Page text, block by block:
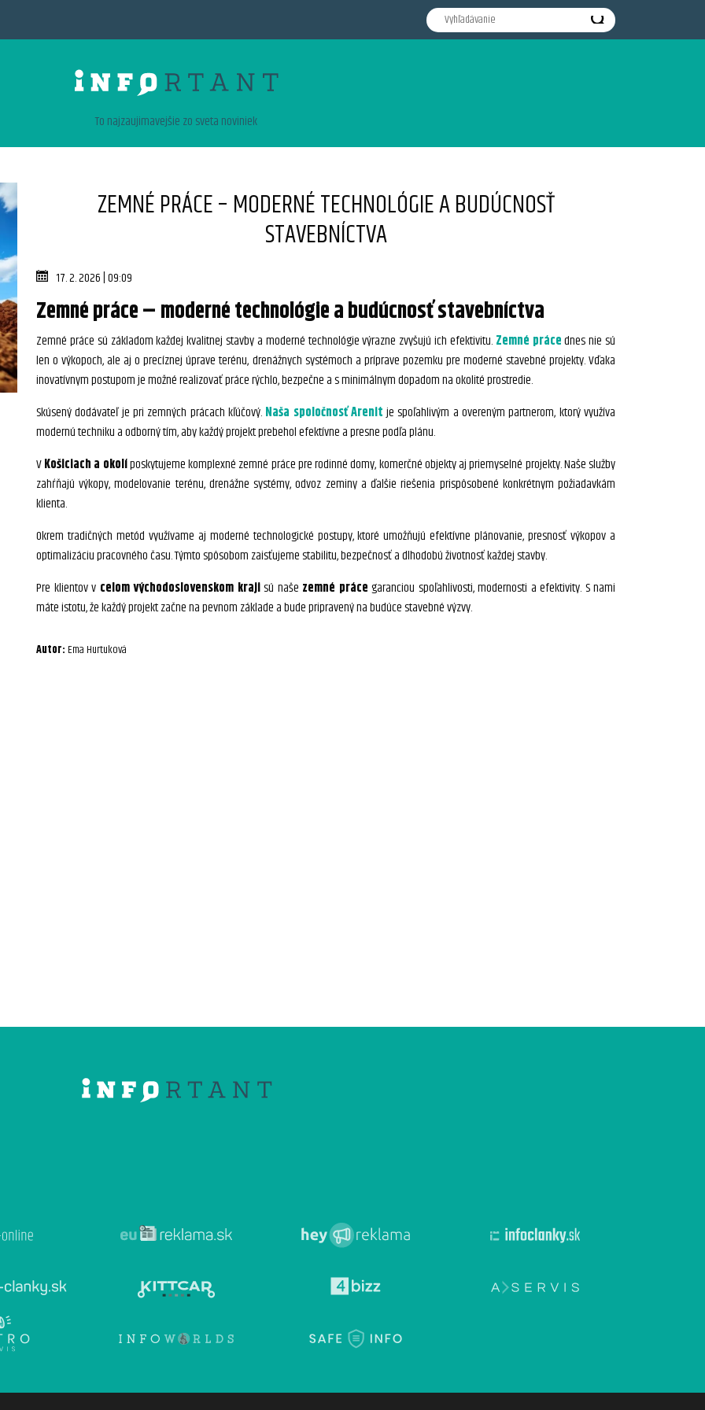
To najzaujimavejšie zo sveta noviniek
ZEMNÉ PRÁCE – MODERNÉ TECHNOLÓGIE A BUDÚCNOSŤ
STAVEBNÍCTVA
17. 2. 2026 | 09:09
Zemné práce – moderné technológie a budúcnosť stavebníctva
Zemné práce sú základom každej kvalitnej stavby a moderné technológie výrazne zvyšujú ich efektivitu. Zemné prácednes nie sú
len o výkopoch, ale aj o precíznej úprave terénu, drenážnych systémoch a príprave pozemku pre moderné stavebné projekty. Vďaka
inovatívnym postupom je možné realizovať práce rýchlo, bezpečne a s minimálnym dopadom na okolité prostredie.
Skúsený dodávateľ je pri zemných prácach kľúčový. Naša spoločnosť Arenit je spoľahlivým a overeným partnerom, ktorý využíva
modernú techniku a odborný tím, aby každý projekt prebehol efektívne a presne podľa plánu.
VKošiciach a okolíposkytujeme komplexné zemné práce pre rodinné domy, komerčné objekty aj priemyselné projekty. Naše služby
zahŕňajú výkopy, modelovanie terénu, drenážne systémy, odvoz zeminy a ďalšie riešenia prispôsobené konkrétnym požiadavkám
klienta.
Okrem tradičných metód využívame aj moderné technologické postupy, ktoré umožňujú efektívne plánovanie, presnosť výkopov a
optimalizáciu pracovného času. Týmto spôsobom zaisťujeme stabilitu, bezpečnosť a dlhodobú životnosť každej stavby.
Pre klientov v celom východoslovenskom krajisú naše zemné práce garanciou spoľahlivosti, modernosti a efektivity. S nami
máte istotu, že každý projekt začne na pevnom základe a bude pripravený na budúce stavebné výzvy.
Autor: Ema Hurtuková